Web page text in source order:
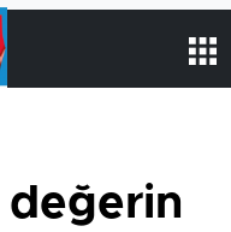
değerin